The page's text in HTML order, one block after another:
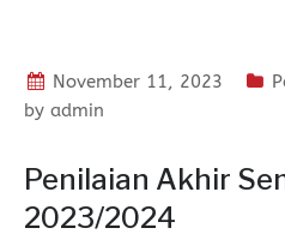
November 11, 2023
by admin
Penilaian Akhir
2023/2024